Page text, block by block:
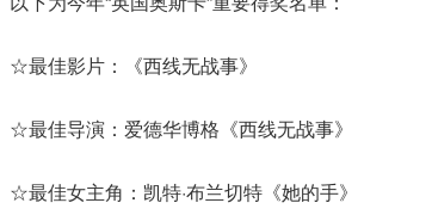
☆最佳影片：《西线无战事》
☆最佳导演：爱德华博格《西线无战事》
☆最佳女主角：凯特·布兰切特《她的手》